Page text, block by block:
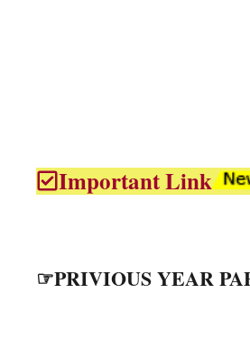
Important Link
☞PRIVIOUS YEAR